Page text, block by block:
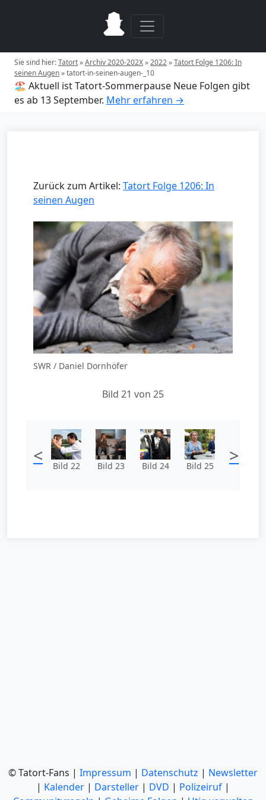
Sie sind hier:Tatort»Archiv 2020-202X»2022»Tatort Folge 1206: In
seinen Augen»tatort-in-seinen-augen-_10
🏖️ Aktuell ist Tatort-Sommerpause Neue Folgen gibt
es ab 13 September. Mehr erfahren →
Zurück zum Artikel: Tatort Folge 1206: In
seinen Augen
SWR / Daniel Dornhöfer
Bild 21 von 25
< Bild 22 Bild 23 Bild 24 Bild 25 >
© Tatort-Fans | Impressum | Datenschutz | Newsletter
| Kalender | Darsteller | DVD | Polizeiruf |